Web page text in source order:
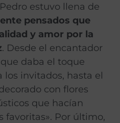
estuvo llena de
pensados que
y amor por la
. Desde el encantador
daba el toque
los invitados, hasta el
con flores
que hacían
favoritas». Por último,